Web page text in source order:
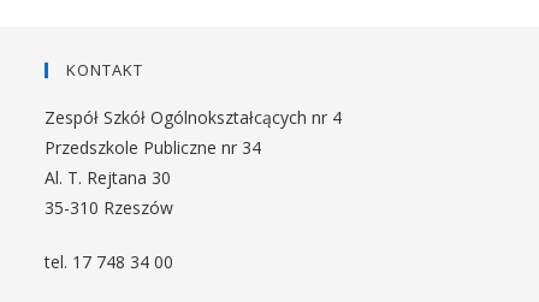
KONTAKT
Zespół Szkół Ogólnokształcących nr 4
Przedszkole Publiczne nr 34
Al. T. Rejtana 30
35-310 Rzeszów
tel. 17 748 34 00